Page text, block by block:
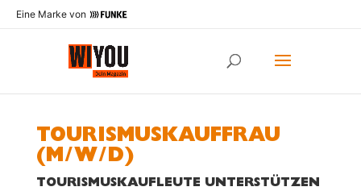
Eine Marke von
TOURISMUSKAUFFRAU
(M/W/D)
TOURISMUSKAUFLEUTE UNTERSTÜTZEN